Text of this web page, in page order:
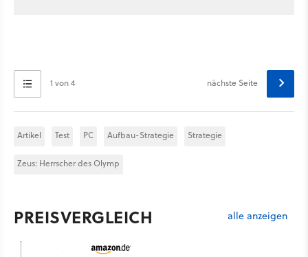
1 von 4 nächste Seite
Artikel Test PC Aufbau-Strategie Strategie
Zeus: Herrscher des Olymp
PREISVERGLEICH alle anzeigen